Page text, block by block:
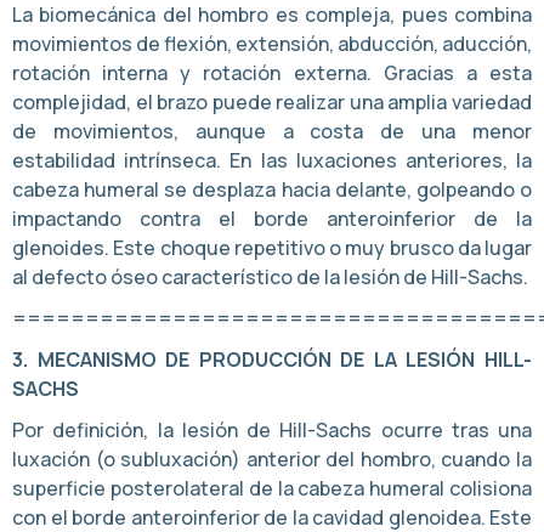
La biomecánica del hombro es compleja, pues combina
movimientos de flexión, extensión, abducción, aducción,
rotación interna y rotación externa. Gracias a esta
complejidad, el brazo puede realizar una amplia variedad
de movimientos, aunque a costa de una menor
estabilidad intrínseca. En las luxaciones anteriores, la
cabeza humeral se desplaza hacia delante, golpeando o
impactando contra el borde anteroinferior de la
glenoides. Este choque repetitivo o muy brusco da lugar
al defecto óseo característico de la lesión de Hill-Sachs.
3. MECANISMO DE PRODUCCIÓN DE LA LESIÓN HILL-
SACHS
Por definición, la lesión de Hill-Sachs ocurre tras una
luxación (o subluxación) anterior del hombro, cuando la
superficie posterolateral de la cabeza humeral colisiona
con el borde anteroinferior de la cavidad glenoidea. Este